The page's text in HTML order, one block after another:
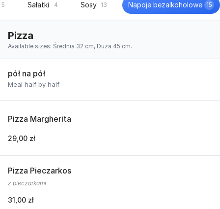
5 Sałatki 4 Sosy 13 Napoje bezalkoholowe 15
Pizza
Available sizes: Średnia 32 cm, Duża 45 cm.
pół na pół
Meal half by half
Pizza Margherita
29,00 zł
Pizza Pieczarkos
z pieczarkami
31,00 zł